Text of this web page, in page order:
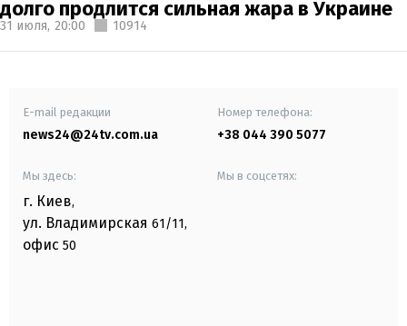
долго продлится сильная жара в Украине
31 июля, 20:00 10914
E-mail редакции
news24@24tv.com.ua
Номер телефона:
+38 044 390 5077
Мы здесь:
г. Киев,
ул. Владимирская 61/11,
офис 50
Мы в соцсетях: